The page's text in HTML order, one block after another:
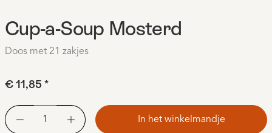
Cup-a-Soup Mosterd
Doos met 21 zakjes
€ 11,85 *
In het winkelmandje